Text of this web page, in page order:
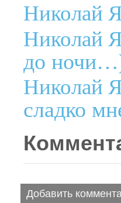
Николай
Николай
до
Николай
сладко
Добавить